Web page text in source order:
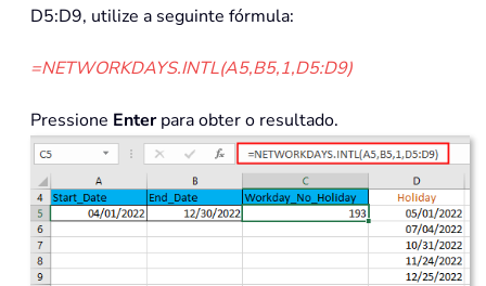
D5:D9, utilize a seguinte fórmula:
=NETWORKDAYS.INTL(A5,B5,1,D5:D9)
Pressione Enterpara obter o resultado.